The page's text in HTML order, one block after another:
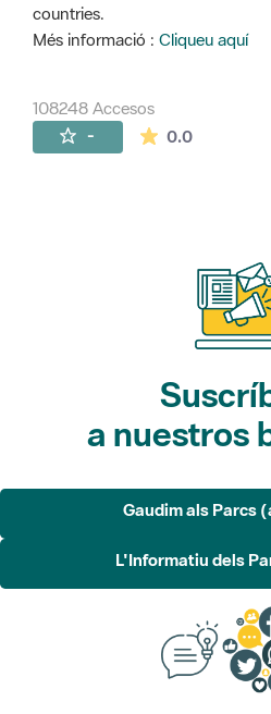
countries.
Més informació : Cliqueu aquí
108248 Accesos
- 0.0La
a nuestros
Gaudim als Parcs
L'Informatiu dels